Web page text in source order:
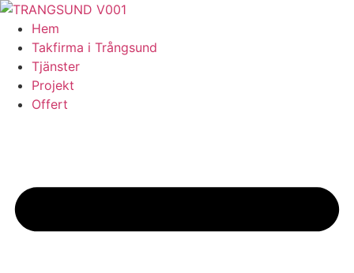
Skip
content
Hem
Takfirma i Trångsund
Tjänster
Projekt
Offert